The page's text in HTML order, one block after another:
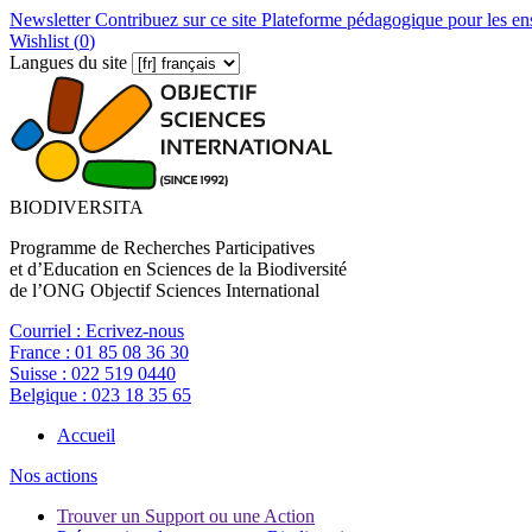
NewsletterContribuez sur ce site Plateforme pédagogique pour les
Wishlist (0)
Langues du site
BIODIVERSITA
Programme de Recherches Participatives
et d’Education en Sciences de la Biodiversité
de l’ONG Objectif Sciences International
Courriel : Ecrivez-nous
France : 01 85 08 36 30
Suisse : 022 519 0440
Belgique : 023 18 35 65
Accueil
Nos actions
Trouver un Support ou une Action